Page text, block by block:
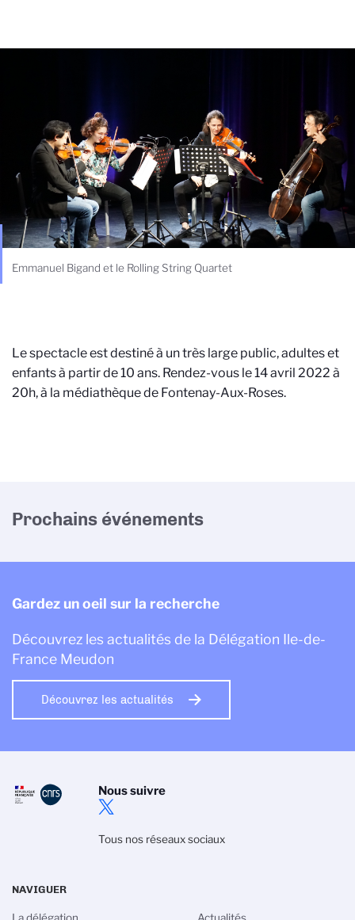
Emmanuel Bigand et le Rolling String Quartet
Le spectacle est destiné à un très large public, adultes et
enfants à partir de 10 ans. Rendez-vous le 14 avril 2022 à
20h, à la médiathèque de Fontenay-Aux-Roses.
Prochains événements
Gardez un oeil sur la recherche
Découvrez les actualités de la Délégation Ile-de-
France Meudon
Découvrez les actualités
Nous suivre
Tous nos réseaux sociaux
NAVIGUER